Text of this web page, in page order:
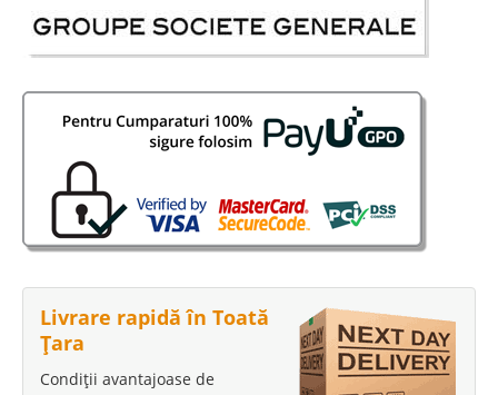
Livrare rapidă în Toată
Țara
Condiții avantajoase de